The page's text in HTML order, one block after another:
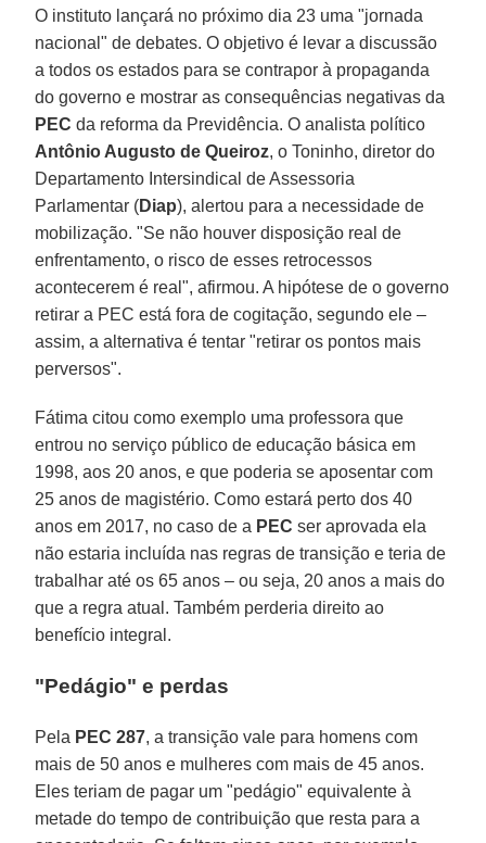
O instituto lançará no próximo dia 23 uma "jornada
nacional" de debates. O objetivo é levar a discussão
a todos os estados para se contrapor à propaganda
do governo e mostrar as consequências negativas da
PEC da reforma da Previdência. O analista político
Antônio Augusto de Queiroz, o Toninho, diretor do
Departamento Intersindical de Assessoria
Parlamentar (Diap), alertou para a necessidade de
mobilização. "Se não houver disposição real de
enfrentamento, o risco de esses retrocessos
acontecerem é real", afirmou. A hipótese de o governo
retirar a PEC está fora de cogitação, segundo ele –
assim, a alternativa é tentar "retirar os pontos mais
perversos".
Fátima citou como exemplo uma professora que
entrou no serviço público de educação básica em
1998, aos 20 anos, e que poderia se aposentar com
25 anos de magistério. Como estará perto dos 40
anos em 2017, no caso de a PEC ser aprovada ela
não estaria incluída nas regras de transição e teria de
trabalhar até os 65 anos – ou seja, 20 anos a mais do
que a regra atual. Também perderia direito ao
benefício integral.
"Pedágio" e perdas
Pela PEC 287, a transição vale para homens com
mais de 50 anos e mulheres com mais de 45 anos.
Eles teriam de pagar um "pedágio" equivalente à
metade do tempo de contribuição que resta para a